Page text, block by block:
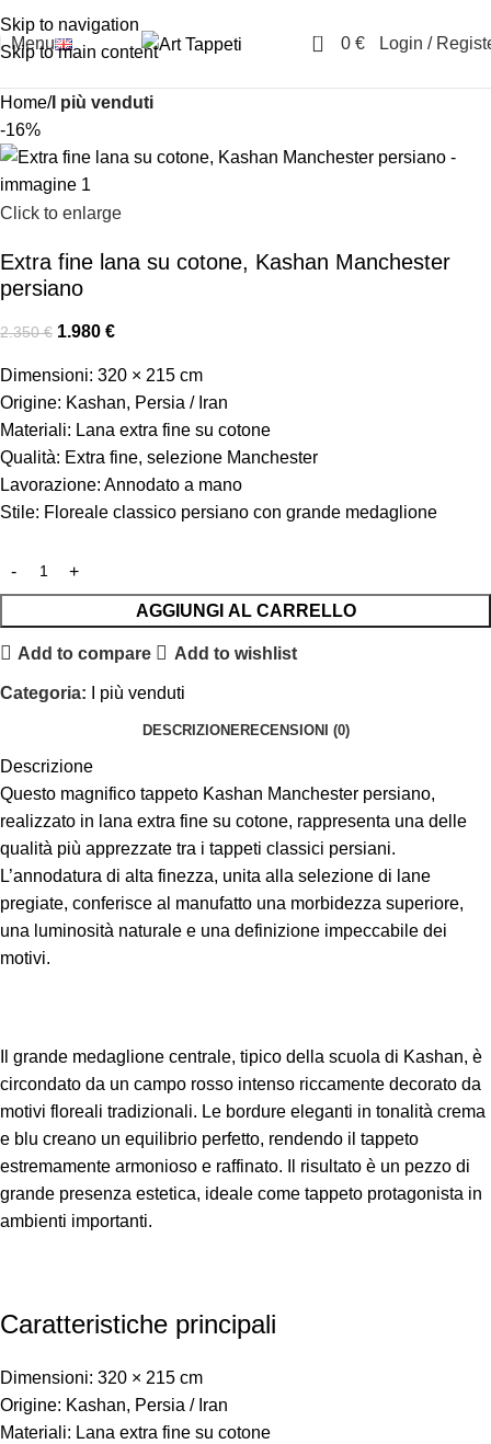
Skip to navigation
Skip to main content
Menu 0 0 € Login /
Home I più venduti
-16%
Click to enlarge
Extra fine lana su cotone, Kashan Manchester
persiano
2.350€ 1.980 €
Dimensioni: 320 × 215 cm
Origine: Kashan, Persia / Iran
Materiali: Lana extra fine su cotone
Qualità: Extra fine, selezione Manchester
Lavorazione: Annodato a mano
Stile: Floreale classico persiano con grande medaglione
AGGIUNGI AL CARRELLO
Add to compare Add to wishlist
Categoria: I più venduti
DESCRIZIONE RECENSIONI (0)
Descrizione
Questo magnifico tappeto Kashan Manchester persiano,
realizzato in lana extra fine su cotone, rappresenta una delle
qualità più apprezzate tra i tappeti classici persiani.
L’annodatura di alta finezza, unita alla selezione di lane
pregiate, conferisce al manufatto una morbidezza superiore,
una luminosità naturale e una definizione impeccabile dei
motivi.
Il grande medaglione centrale, tipico della scuola di Kashan, è
circondato da un campo rosso intenso riccamente decorato da
motivi floreali tradizionali. Le bordure eleganti in tonalità crema
e blu creano un equilibrio perfetto, rendendo il tappeto
estremamente armonioso e raffinato. Il risultato è un pezzo di
grande presenza estetica, ideale come tappeto protagonista in
ambienti importanti.
Caratteristiche principali
Dimensioni: 320 × 215 cm
Origine: Kashan, Persia / Iran
Materiali: Lana extra fine su cotone